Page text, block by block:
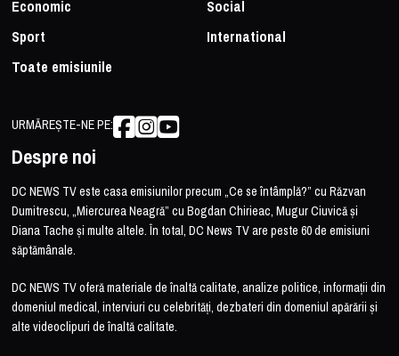
Economic
Social
Sport
International
Toate emisiunile
URMĂREȘTE-NE PE:
Despre noi
DC NEWS TV este casa emisiunilor precum „Ce se întâmplă?” cu Răzvan
Dumitrescu, „Miercurea Neagră” cu Bogdan Chirieac, Mugur Ciuvică și
Diana Tache și multe altele. În total, DC News TV are peste 60 de emisiuni
săptămânale.
DC NEWS TV oferă materiale de înaltă calitate, analize politice, informații din
domeniul medical, interviuri cu celebrități, dezbateri din domeniul apărării și
alte videoclipuri de înaltă calitate.